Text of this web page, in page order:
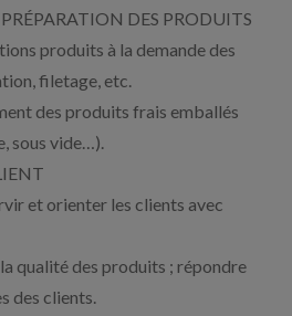
DES PRODUITS
produits à la demande des
filetage, etc.
des produits frais emballés
sous vide…).
et orienter les clients avec
qualité des produits ; répondre
des clients.